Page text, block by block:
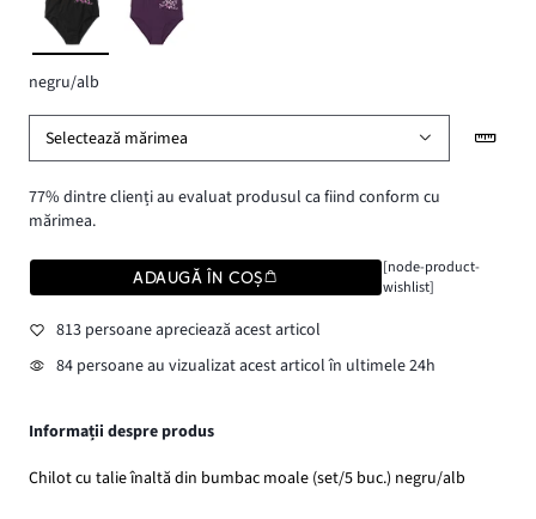
negru/alb
Selectează mărimea
77% dintre clienți au evaluat produsul ca fiind conform cu
mărimea.
ADAUGĂ ÎN COȘ
[node-product-
wishlist]
813 persoane apreciează acest articol
84 persoane au vizualizat acest articol în ultimele 24h
Informații despre produs
Chilot cu talie înaltă din bumbac moale (set/5 buc.) negru/alb